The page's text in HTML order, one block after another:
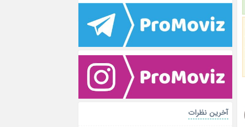
آخرین نظرات